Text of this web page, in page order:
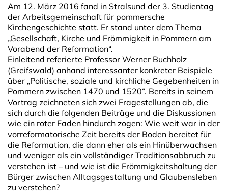
Am 12. März 2016 fand in Stralsund der 3. Studientag
der Arbeitsgemeinschaft für pommersche
Kirchengeschichte statt. Er stand unter dem Thema
„Gesellschaft, Kirche und Frömmigkeit in Pommern am
Vorabend der Reformation“.
Einleitend referierte Professor Werner Buchholz
(Greifswald) anhand interessanter konkreter Beispiele
über „Politische, soziale und kirchliche Gegebenheiten in
Pommern zwischen 1470 und 1520“. Bereits in seinem
Vortrag zeichneten sich zwei Fragestellungen ab, die
sich durch die folgenden Beiträge und die Diskussionen
wie ein roter Faden hindurch zogen: Wie weit war in der
vorreformatorische Zeit bereits der Boden bereitet für
die Reformation, die dann eher als ein Hinüberwachsen
und weniger als ein vollständiger Traditionsabbruch zu
verstehen ist – und wie ist die Frömmigkeitshaltung der
Bürger zwischen Alltagsgestaltung und Glaubensleben
zu verstehen?